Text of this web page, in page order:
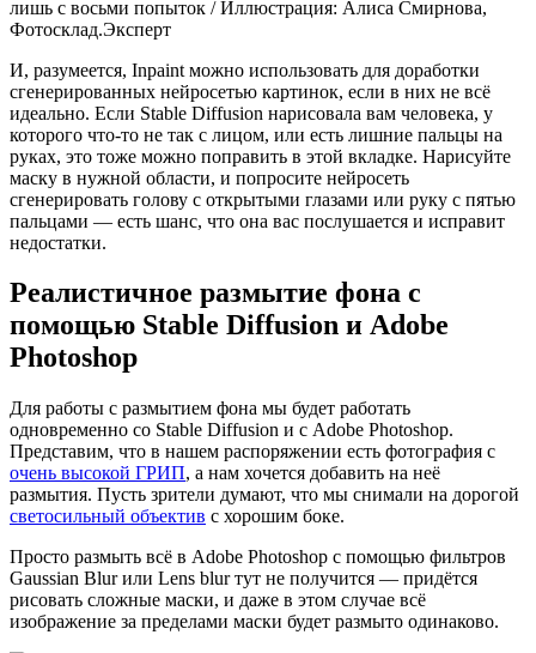
лишь с восьми попыток / Иллюстрация: Алиса Смирнова,
Фотосклад.Эксперт
И, разумеется, Inpaint можно использовать для доработки
сгенерированных нейросетью картинок, если в них не всё
идеально. Если Stable Diffusion нарисовала вам человека, у
которого что-то не так с лицом, или есть лишние пальцы на
руках, это тоже можно поправить в этой вкладке. Нарисуйте
маску в нужной области, и попросите нейросеть
сгенерировать голову с открытыми глазами или руку с пятью
пальцами — есть шанс, что она вас послушается и исправит
недостатки.
Реалистичное размытие фона с
помощью Stable Diffusion и Adobe
Photoshop
Для работы с размытием фона мы будет работать
одновременно со Stable Diffusion и с Adobe Photoshop.
Представим, что в нашем распоряжении есть фотография с
очень высокой ГРИП, а нам хочется добавить на неё
размытия. Пусть зрители думают, что мы снимали на дорогой
светосильный объектив с хорошим боке.
Просто размыть всё в Adobe Photoshop с помощью фильтров
Gaussian Blur или Lens blur тут не получится — придётся
рисовать сложные маски, и даже в этом случае всё
изображение за пределами маски будет размыто одинаково.